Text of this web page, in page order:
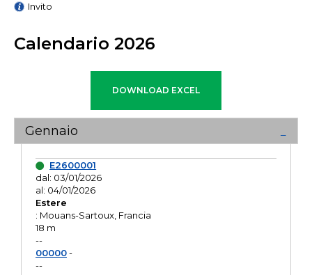
Invito
Calendario 2026
Gennaio
E2600001
dal: 03/01/2026
al: 04/01/2026
Estere
: Mouans-Sartoux, Francia
18 m
--
00000-
--